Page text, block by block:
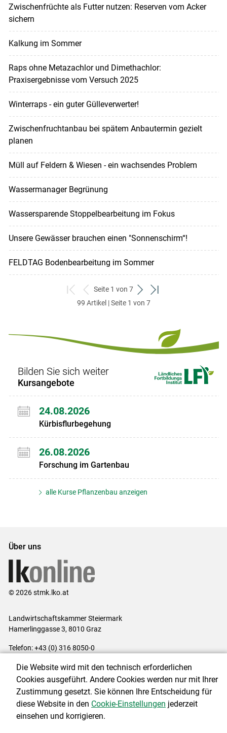
Zwischenfrüchte als Futter nutzen: Reserven vom Acker
sichern
Kalkung im Sommer
Raps ohne Metazachlor und Dimethachlor:
Praxisergebnisse vom Versuch 2025
Winterraps - ein guter Gülleverwerter!
Zwischenfruchtanbau bei spätem Anbautermin gezielt
planen
Müll auf Feldern & Wiesen - ein wachsendes Problem
Wassermanager Begrünung
Wassersparende Stoppelbearbeitung im Fokus
Unsere Gewässer brauchen einen "Sonnenschirm“!
FELDTAG Bodenbearbeitung im Sommer
zum
ersten
zurück
zum
Seite 1 von 7
weiter
zum
zum
99 Artikel | Seite 1 von 7
Bilden Sie sich weiter
Kursangebote
24.08.2026
Kürbisflurbegehung
26.08.2026
Forschung im Gartenbau
alle Kurse Pflanzenbau anzeigen
Über uns
© 2026 stmk.lko.at
Landwirtschaftskammer Steiermark
Hamerlinggasse 3, 8010 Graz
Telefon: +43 (0) 316 8050-0
Impressum|Kontakt|Datenschutzerklärung|Barrierefreiheit|
Cookie-Einstellungen
Die Website wird mit den technisch erforderlichen
Cookies ausgeführt. Andere Cookies werden nur mit Ihrer
Zustimmung gesetzt. Sie können Ihre Entscheidung für
diese Website in den Cookie-Einstellungen jederzeit
einsehen und korrigieren.